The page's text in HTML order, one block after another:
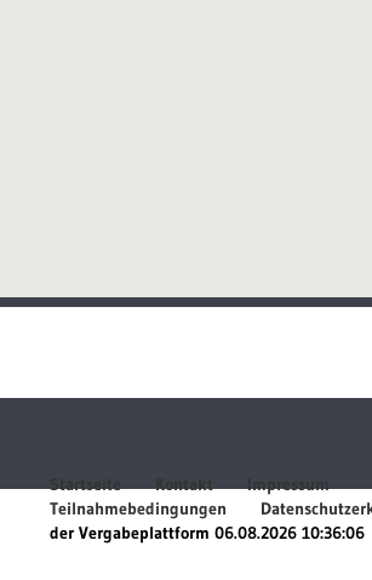
Startseite Kontakt
Impressum
Teilnahmebedingungen
der Vergabeplattform 06.08.2026 10:36:06